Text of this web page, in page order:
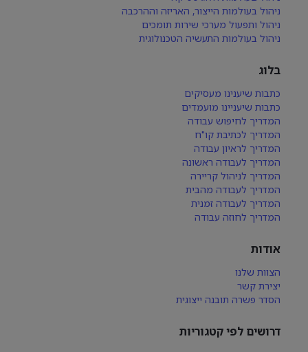
ניהול בעולמות הייצור, האריזה וההרכבה
ניהול ותפעול מערכי שירות תומכים
ניהול בעולמות התעשיה הטכנולוגית
בלוג
כתבות שיענינו מעסיקים
כתבות שיעניינו מועמדים
המדריך לחיפוש עבודה
המדריך לכתיבת קו"ח
המדריך לראיון עבודה
המדריך לעבודה ראשונה
המדריך לניהול קריירה
המדריך לעבודה מהבית
המדריך לעבודה זמנית
המדריך לחוזה עבודה
אודות
הצוות שלנו
יצירת קשר
הסדר פשרה תובנה ייצוגית
דרושים לפי קטגוריות